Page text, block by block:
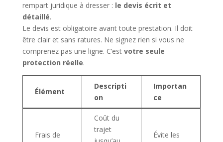
rempart juridique à dresser : le devis écrit et
détaillé.
Le devis est obligatoire avant toute prestation. Il doit
être clair et sans ratures. Ne signez rien si vous ne
comprenez pas une ligne. C’est votre seule
protection réelle.
Élément
Descripti
on
Importan
ce
Frais de
Coût du
trajet
Évite les